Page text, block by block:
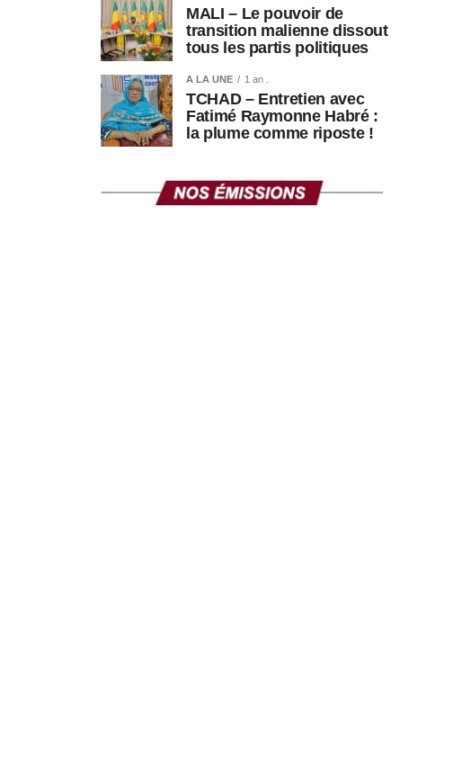
MALI – Le pouvoir de
transition malienne dissout
tous les partis politiques
A LA UNE 1 an .
TCHAD – Entretien avec
Fatimé Raymonne Habré :
la plume comme riposte !